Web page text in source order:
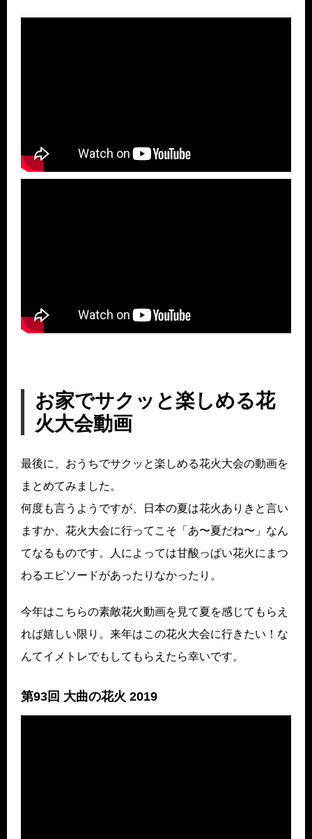
お家でサクッと楽しめる花
火大会動画
最後に、おうちでサクッと楽しめる花火大会の動画を
まとめてみました。
何度も言うようですが、日本の夏は花火ありきと言い
ますか、花火大会に行ってこそ「あ〜夏だね〜」なん
てなるものです。人によっては甘酸っぱい花火にまつ
わるエピソードがあったりなかったり。
今年はこちらの素敵花火動画を見て夏を感じてもらえ
れば嬉しい限り。来年はこの花火大会に行きたい！な
んてイメトレでもしてもらえたら幸いです。
第93回 大曲の花火 2019